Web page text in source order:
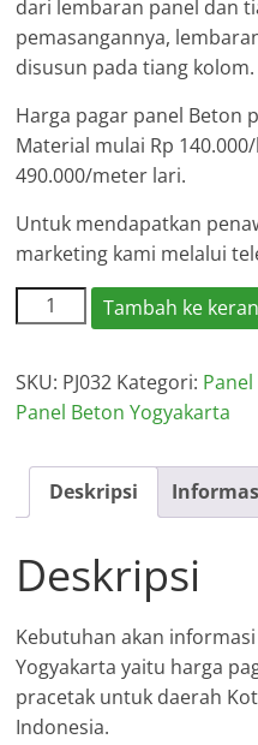
dari lembaran panel dan
pemasangannya,
disusun pada tiang kolom.
Harga pagar panel Beton
Material mulai Rp
490.000/meter lari.
Untuk mendapatkan
marketing kami melalui
Kuantitas
Harga
Panel
Beton
Tambah ke
SKU: PJ032 Kategori:
Panel Beton Yogyakarta
Deskripsi
Deskripsi
Kebutuhan akan
Yogyakarta yaitu harga
pracetak untuk daerah
Indonesia.